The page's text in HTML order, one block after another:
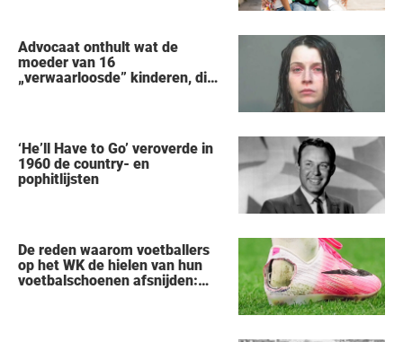
Advocaat onthult wat de
moeder van 16
„verwaarloosde” kinderen, die
‘He’ll Have to Go’ veroverde in
1960 de country- en
pophitlijsten
De reden waarom voetballers
op het WK de hielen van hun
voetbalschoenen afsnijden: